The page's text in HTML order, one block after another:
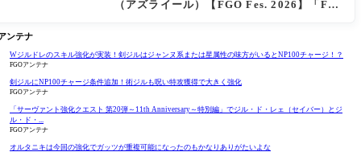
（アズライール）【FGO Fes. 2026】「Fat
ンテナ
Wジルドレのスキル強化が実装！剣ジルはジャンヌ系または星属性の味方がいるとNP100チャージ！？
FGOアンテナ
剣ジルにNP100チャージ条件追加！術ジルも呪い特攻獲得で大きく強化
FGOアンテナ
「サーヴァント強化クエスト 第20弾～11th Anniversary～特別編」でジル・ド・レェ（セイバー）とジ
ル・ド・...
FGOアンテナ
オルタニキは今回の強化でガッツが重複可能になったのもかなりありがたいよな